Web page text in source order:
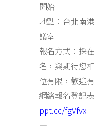
開始
地點：台北南
議室
報名方式：採
名，與期待您
位有限，歡迎
網絡報名登記表
ppt.cc/fgVfvx
—